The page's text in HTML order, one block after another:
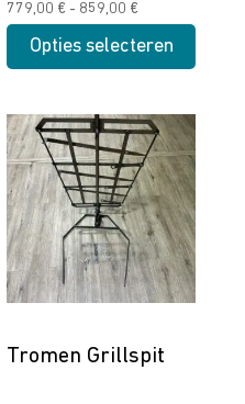
779,00 € - 859,00 €
tot
Opties selecteren
heeft
meerdere
variaties.
Deze
optie
kan
op
Tromen Grillspit